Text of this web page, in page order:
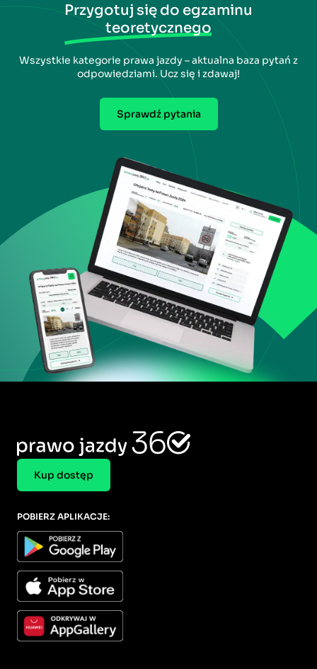
Przygotuj się do egzaminu
teoretycznego
Wszystkie kategorie prawa jazdy – aktualna baza pytań z
odpowiedziami. Ucz się i zdawaj!
Sprawdź pytania
Kup dostęp
POBIERZ APLIKACJE: